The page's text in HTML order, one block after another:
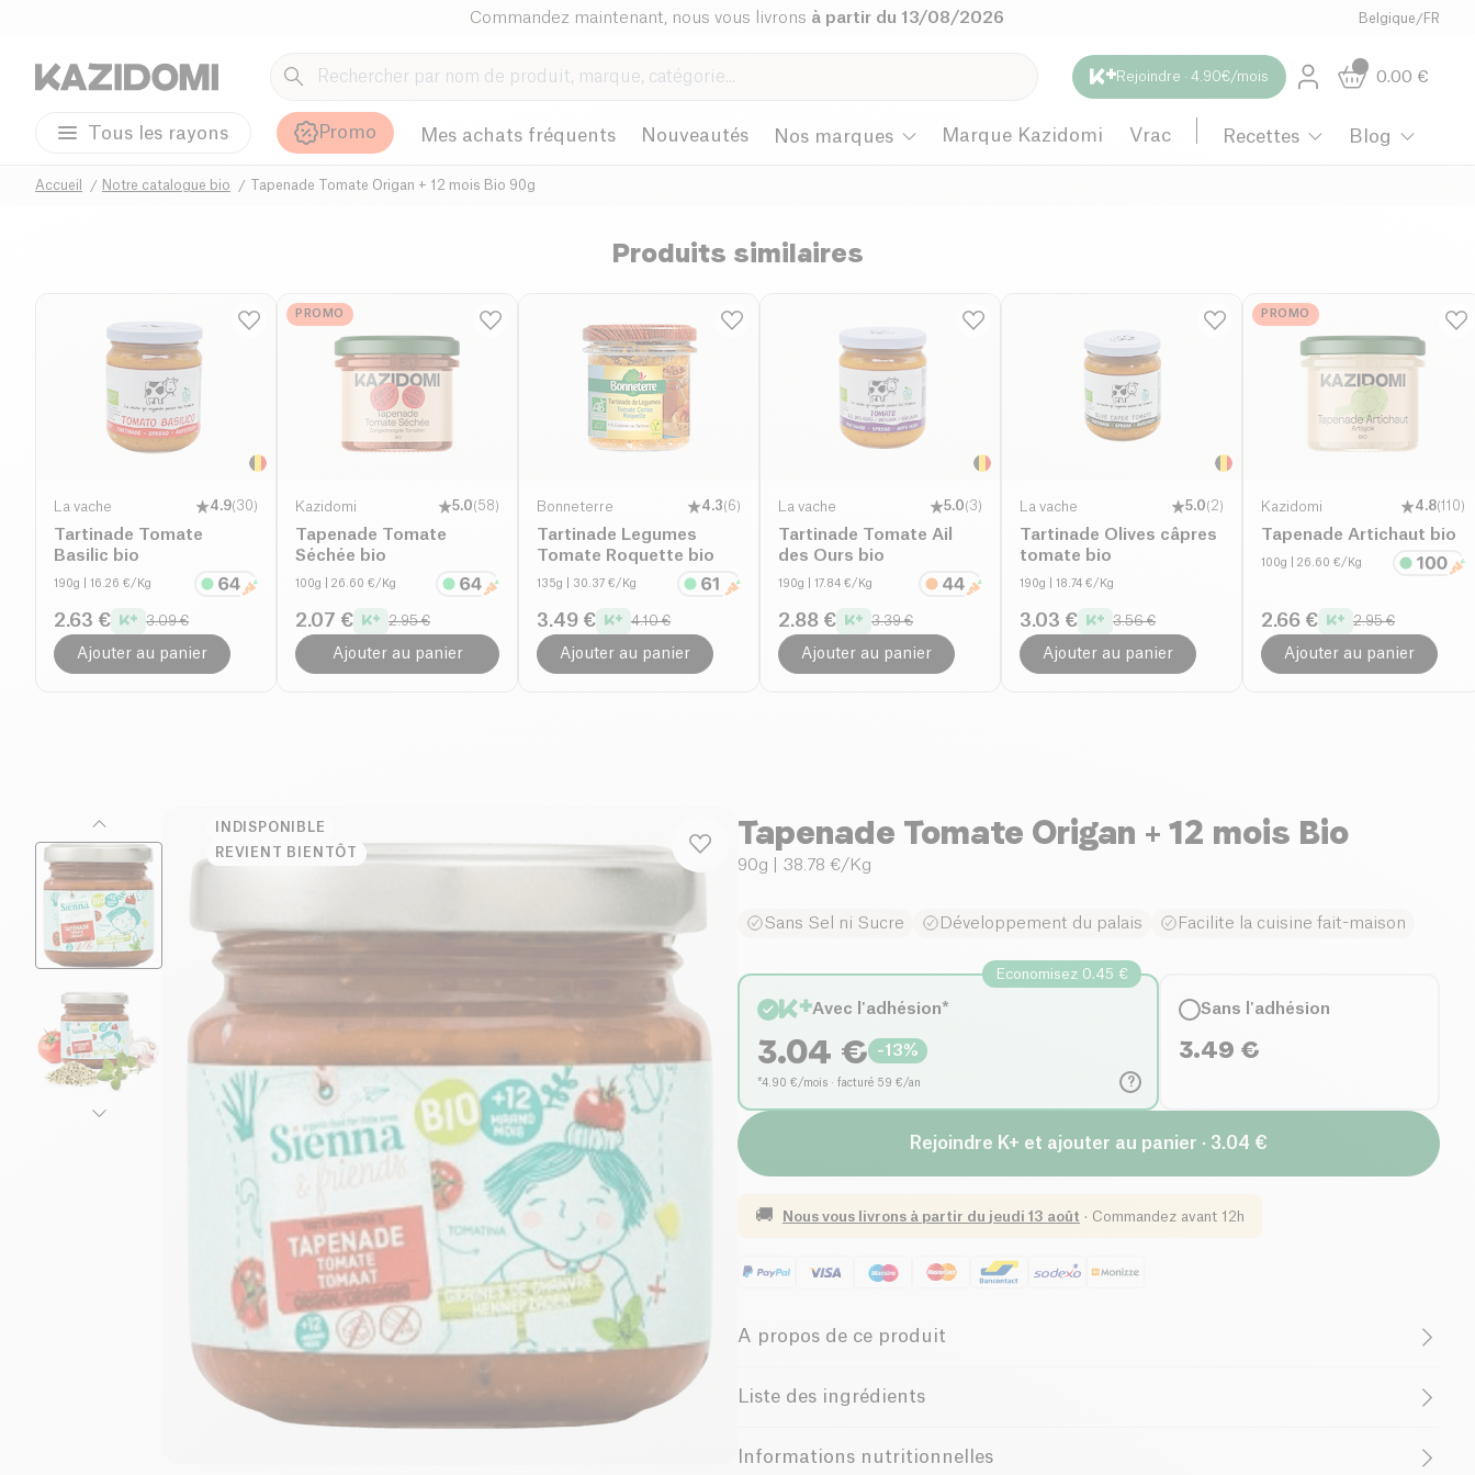
Commandez maintenant, nous vous livrons à partir du 13/08/2026 Belgique /FR
Rejoindre · 4.90€/mois 0.00 €
Tous les rayons Promo Mes achats fréquents Nouveautés Nos marques Marque Kazidomi Vrac Recettes Blog
Accueil Notre catalogue bio Tapenade Tomate Origan + 12 mois Bio 90g
Produits similaires
La vache 4.9(30)
Tartinade Tomate
Basilic bio
190g | 16.26 €/Kg
2.63 € 3.09 €
Ajouter au panier
PROMO
Kazidomi 5.0(58)
Tapenade Tomate
Séchée bio
100g | 26.60 €/Kg
2.07 € 2.95 €
Ajouter au panier
Bonneterre 4.3(6)
Tartinade Legumes
Tomate Roquette bio
135g | 30.37 €/Kg
3.49 € 4.10 €
Ajouter au panier
La vache 5.0(3)
Tartinade Tomate Ail
des Ours bio
190g | 17.84 €/Kg
2.88 € 3.39 €
Ajouter au panier
La vache 5.0(2)
Tartinade Olives câpres
tomate bio
190g | 18.74 €/Kg
3.03 € 3.56 €
Ajouter au panier
PROMO
Kazidomi 4.8(110)
Tapenade Artichaut bio
100g | 26.60 €/Kg
2.66 € 2.95 €
Ajouter au panier
INDISPONIBLE
REVIENT BIENTÔT
Tapenade Tomate Origan + 12 mois Bio
90g | 38.78 €/Kg
Sans Sel ni Sucre Développement du palais Facilite la cuisine fait-maison
?
Economisez 0.45 €
Avec l'adhésion*
3.04 € -13%
*4.90 €/mois · facturé 59 €/an
Sans l'adhésion
3.49 €
Rejoindre K+ et ajouter au panier · 3.04 €
🚚 Nous vous livrons à partir du jeudi 13 août · Commandez avant 12h
A propos de ce produit
Biologique Riche en Fibres
Cette tapenade est parfaite pour apprendre à votre bout de chou à
Liste des ingrédients
huile d'olive extra vierge*, origan* 0,5%, jus de citron concentré*, ail*. *Agriculture
Informations nutritionnelles